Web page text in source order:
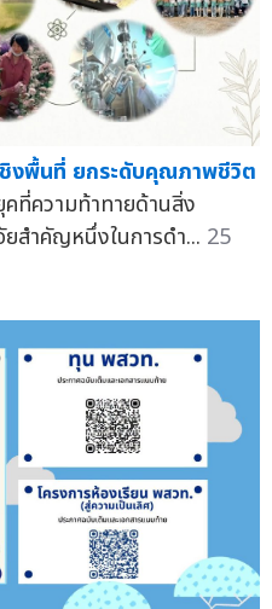
ชิงพื้นที่ ยกระดับคุณภาพชีวิต
ที่ความท้าทายด้านสิ่ง
สำคัญหนึ่งในการดำ... 25